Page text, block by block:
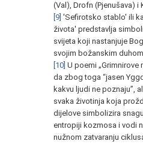
(Val), Drofn (Pjenušava) i
[9] 'Sefirotsko stablo' ili
života' predstavlja
svijeta koji nastanjuje
svojim božanskim
[10] U poemi „Grimnirove
da zbog toga “jasen
kakvu ljudi ne poznaju”,
svaka životinja koja
dijelove simbolizira
entropiji kozmosa i vodi
nužnom zatvaranju